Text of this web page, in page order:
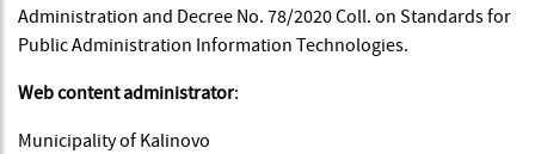
Administration and Decree No. 78/2020 Coll. on Standards for
Public Administration Information Technologies.
Web content administrator:
Municipality of Kalinovo